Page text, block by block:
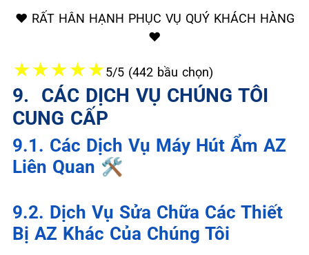
❤️ RẤT HÂN HẠNH PHỤC VỤ QUÝ KHÁCH HÀNG
❤️
★★★★★5/5 (442 bầu chọn)
9. ️ CÁC DỊCH VỤ CHÚNG TÔI
CUNG CẤP
9.1. Các Dịch Vụ Máy Hút Ẩm AZ
Liên Quan 🛠️
9.2. Dịch Vụ Sửa Chữa Các Thiết
Bị AZ Khác Của Chúng Tôi